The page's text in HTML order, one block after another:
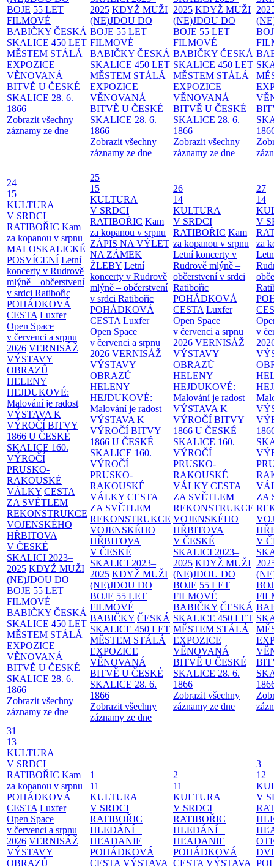
BOJE 55 LET
FILMOVÉ
BABIČKY ČESKÁ
SKALICE 450 LET
MĚSTEM STÁLÁ
EXPOZICE
VĚNOVANÁ
BITVĚ U ČESKÉ
SKALICE 28. 6.
1866
Zobrazit všechny
záznamy ze dne
2025 KDYŽ MUŽI
(NE)JDOU DO
BOJE 55 LET
FILMOVÉ
BABIČKY ČESKÁ
SKALICE 450 LET
MĚSTEM STÁLÁ
EXPOZICE
VĚNOVANÁ
BITVĚ U ČESKÉ
SKALICE 28. 6.
1866
Zobrazit všechny
záznamy ze dne
2025 KDYŽ MUŽI
(NE)JDOU DO
BOJE 55 LET
FILMOVÉ
BABIČKY ČESKÁ
SKALICE 450 LET
MĚSTEM STÁLÁ
EXPOZICE
VĚNOVANÁ
BITVĚ U ČESKÉ
SKALICE 28. 6.
1866
Zobrazit všechny
záznamy ze dne
24
15
KULTURA
V SRDCI
RATIBOŘIC Kam
za kopanou v srpnu
MALOSKALICKÉ
POSVÍCENÍ Letní
koncerty v Rudrově
mlýně – občerstvení
v srdci Ratibořic
POHÁDKOVÁ
CESTA Luxfer
Open Space
v červenci a srpnu
2026 VERNISÁŽ
VÝSTAVY
OBRAZŮ
HELENY
HEJDUKOVÉ:
Malování je radost
VÝSTAVA K
VÝROČÍ BITVY
1866 U ČESKÉ
SKALICE 160.
VÝROČÍ
PRUSKO-
RAKOUSKÉ
VÁLKY CESTA
ZA SVĚTLEM
REKONSTRUKCE
VOJENSKÉHO
HŘBITOVA
V ČESKÉ
SKALICI 2023–
2025 KDYŽ MUŽI
(NE)JDOU DO
BOJE 55 LET
FILMOVÉ
BABIČKY ČESKÁ
SKALICE 450 LET
MĚSTEM STÁLÁ
EXPOZICE
VĚNOVANÁ
BITVĚ U ČESKÉ
SKALICE 28. 6.
1866
Zobrazit všechny
záznamy ze dne
25
15
KULTURA
V SRDCI
RATIBOŘIC Kam
za kopanou v srpnu
ZÁPIS NA VÝLET
NA ZÁMEK
ŽLEBY Letní
koncerty v Rudrově
mlýně – občerstvení
v srdci Ratibořic
POHÁDKOVÁ
CESTA Luxfer
Open Space
v červenci a srpnu
2026 VERNISÁŽ
VÝSTAVY
OBRAZŮ
HELENY
HEJDUKOVÉ:
Malování je radost
VÝSTAVA K
VÝROČÍ BITVY
1866 U ČESKÉ
SKALICE 160.
VÝROČÍ
PRUSKO-
RAKOUSKÉ
VÁLKY CESTA
ZA SVĚTLEM
REKONSTRUKCE
VOJENSKÉHO
HŘBITOVA
V ČESKÉ
SKALICI 2023–
2025 KDYŽ MUŽI
(NE)JDOU DO
BOJE 55 LET
FILMOVÉ
BABIČKY ČESKÁ
SKALICE 450 LET
MĚSTEM STÁLÁ
EXPOZICE
VĚNOVANÁ
BITVĚ U ČESKÉ
SKALICE 28. 6.
1866
Zobrazit všechny
záznamy ze dne
26
14
KULTURA
V SRDCI
RATIBOŘIC Kam
za kopanou v srpnu
Letní koncerty v
Rudrově mlýně –
občerstvení v srdci
Ratibořic
POHÁDKOVÁ
CESTA Luxfer
Open Space
v červenci a srpnu
2026 VERNISÁŽ
VÝSTAVY
OBRAZŮ
HELENY
HEJDUKOVÉ:
Malování je radost
VÝSTAVA K
VÝROČÍ BITVY
1866 U ČESKÉ
SKALICE 160.
VÝROČÍ
PRUSKO-
RAKOUSKÉ
VÁLKY CESTA
ZA SVĚTLEM
REKONSTRUKCE
VOJENSKÉHO
HŘBITOVA
V ČESKÉ
SKALICI 2023–
2025 KDYŽ MUŽI
(NE)JDOU DO
BOJE 55 LET
FILMOVÉ
BABIČKY ČESKÁ
SKALICE 450 LET
MĚSTEM STÁLÁ
EXPOZICE
VĚNOVANÁ
BITVĚ U ČESKÉ
SKALICE 28. 6.
1866
Zobrazit všechny
záznamy ze dne
27
14
V
za
v
ZA
V
31
13
KULTURA
V SRDCI
RATIBOŘIC Kam
za kopanou v srpnu
POHÁDKOVÁ
CESTA Luxfer
Open Space
v červenci a srpnu
2026 VERNISÁŽ
VÝSTAVY
OBRAZŮ
1
11
KULTURA
V SRDCI
RATIBOŘIC
HLEDÁNÍ –
HĽADANIE
POHÁDKOVÁ
CESTA VÝSTAVA
2
11
KULTURA
V SRDCI
RATIBOŘIC
HLEDÁNÍ –
HĽADANIE
POHÁDKOVÁ
CESTA VÝSTAVA
3
12
V